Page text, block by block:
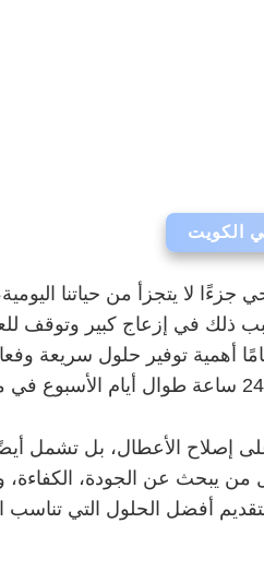
الكويت
لا يتجزأ من حياتنا
ذلك في إزعاج كبير وتوقف
أهمية توفير حلول سريعة
إصلاح الأعطال، بل تشمل
يبحث عن الجودة،
أفضل الحلول التي تناسب